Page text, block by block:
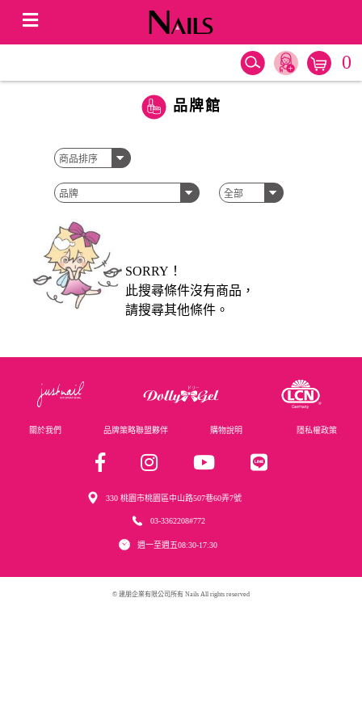
0
品牌館
SORRY！
此搜尋條件沒有商品，
請搜尋其他條件。
關於我們 品牌策略聯盟夥伴 購物說明 隱私權政策
330 桃園市桃園區中山路507巷60弄7號
03-3362208#772
週一至週五08:30-17:30
© 建朋企業有限公司所有 Nails All rights reserved